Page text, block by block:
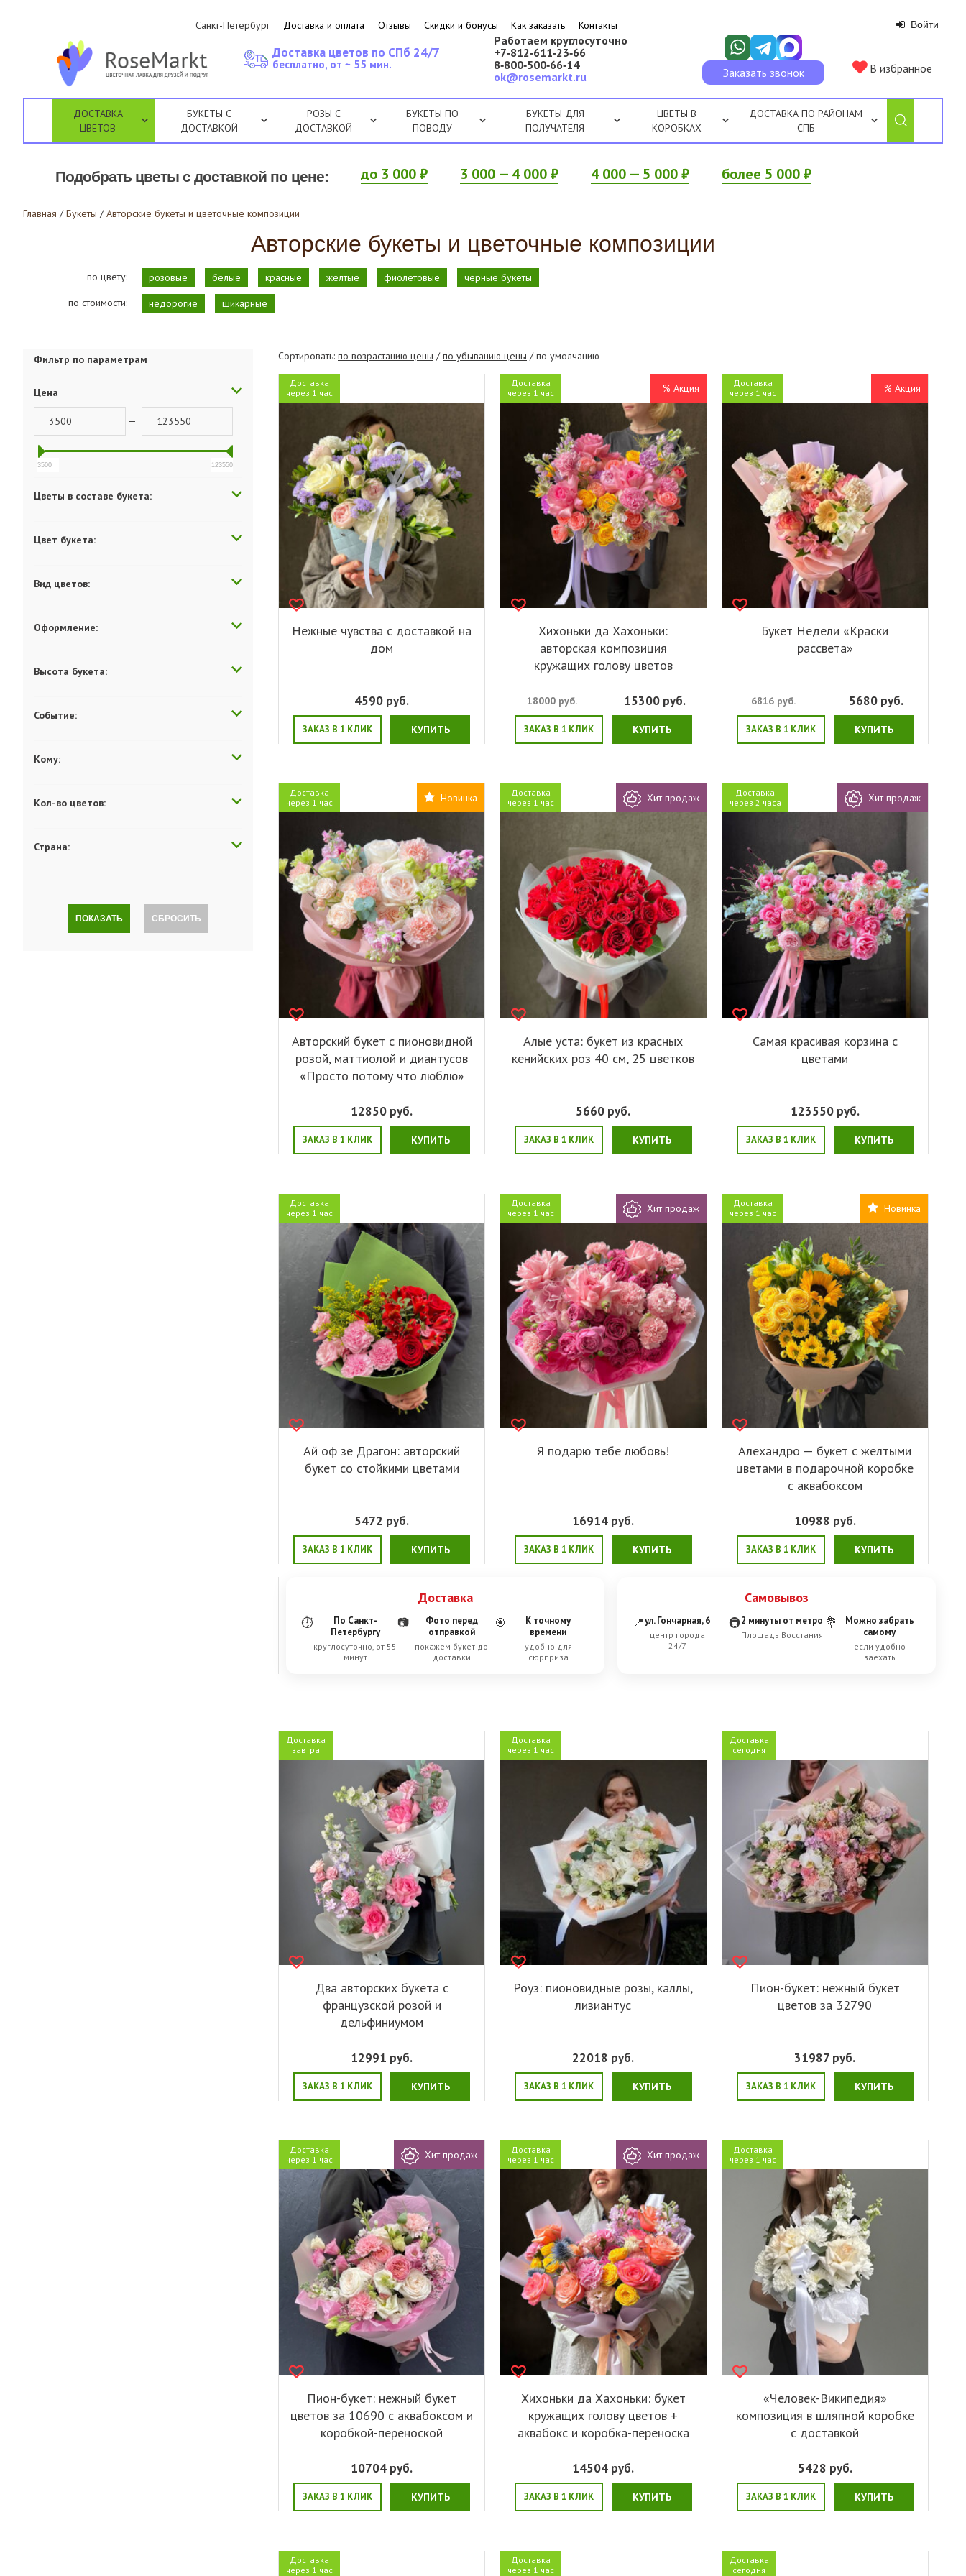
Санкт-Петербург Доставка и оплата Отзывы Скидки и бонусы Как заказать Контакты Войти
Работаем круглосуточно
+7‑812‑611‑23‑66
8‑800‑500‑66‑14
ok@rosemarkt.ru
Заказать звонок В избранное
Доставка цветов по СПб 24/7
бесплатно, от ~ 55 мин.
ДОСТАВКА
ЦВЕТОВ
БУКЕТЫ С
ДОСТАВКОЙ
РОЗЫ С
ДОСТАВКОЙ
БУКЕТЫ ПО
ПОВОДУ
БУКЕТЫ ДЛЯ
ПОЛУЧАТЕЛЯ
ЦВЕТЫ В
КОРОБКАХ
ДОСТАВКА ПО РАЙОНАМ
СПБ
Подобрать цветы с доставкой по цене: до 3 000 ₽ 3 000 — 4 000 ₽ 4 000 — 5 000 ₽ более 5 000 ₽
Главная / Букеты / Авторские букеты и цветочные композиции
Авторские букеты и цветочные композиции
по цвету: розовые белые красные желтые фиолетовые
черные букеты
по стоимости:
недорогие шикарные
Фильтр по параметрам
Цена
—
3500 123550
Цветы в составе букета:
Цвет букета:
Вид цветов:
Оформление:
Высота букета:
Событие:
Кому:
Кол-во цветов:
Страна:
ПОКАЗАТЬ СБРОСИТЬ
Сортировать: по возрастанию цены /по убыванию цены / по умолчанию
Доставка
через 1 час
Нежные чувства с доставкой на
дом
4590 руб.
ЗАКАЗ В 1 КЛИК КУПИТЬ
Доставка
через 1 час
% Акция
Хихоньки да Хахоньки:
авторская композиция
кружащих голову цветов
18000руб. 15300 руб.
ЗАКАЗ В 1 КЛИК КУПИТЬ
Доставка
через 1 час
% Акция
Букет Недели «Краски
рассвета»
6816руб. 5680 руб.
ЗАКАЗ В 1 КЛИК КУПИТЬ
Доставка
через 1 час
Новинка
Авторский букет с пионовидной
розой, маттиолой и диантусов
«Просто потому что люблю»
12850 руб.
ЗАКАЗ В 1 КЛИК КУПИТЬ
Доставка
через 1 час
Хит продаж
Алые уста: букет из красных
кенийских роз 40 см, 25 цветков
5660 руб.
ЗАКАЗ В 1 КЛИК КУПИТЬ
Доставка
через 2 часа
Хит продаж
Самая красивая корзина с
цветами
123550руб.
ЗАКАЗ В 1 КЛИК КУПИТЬ
Доставка
через 1 час
Ай оф зе Драгон: авторский
букет со стойкими цветами
5472 руб.
ЗАКАЗ В 1 КЛИК КУПИТЬ
Доставка
через 1 час
Хит продаж
Я подарю тебе любовь!
16914 руб.
ЗАКАЗ В 1 КЛИК КУПИТЬ
Доставка
через 1 час
Новинка
Алехандро — букет с желтыми
цветами в подарочной коробке
с аквабоксом
10988 руб.
ЗАКАЗ В 1 КЛИК КУПИТЬ
Доставка
⏱
По Санкт-
Петербургу
круглосуточно, от 55
минут
📷
Фото перед
отправкой
покажем букет до
доставки
🎯
К точному
времени
удобно для
сюрприза
Самовывоз
📍ул. Гончарная, 6
центр города
24/7
🚇2 минуты от метро
Площадь Восстания
💐
Можно забрать
самому
если удобно
заехать
Доставка
завтра
Два авторских букета с
французской розой и
дельфиниумом
12991 руб.
ЗАКАЗ В 1 КЛИК КУПИТЬ
Доставка
через 1 час
Роуз: пионовидные розы, каллы,
лизиантус
22018 руб.
ЗАКАЗ В 1 КЛИК КУПИТЬ
Доставка
сегодня
Пион-букет: нежный букет
цветов за 32790
31987 руб.
ЗАКАЗ В 1 КЛИК КУПИТЬ
Доставка
через 1 час
Хит продаж
Пион-букет: нежный букет
цветов за 10690 с аквабоксом и
коробкой-переноской
10704 руб.
ЗАКАЗ В 1 КЛИК КУПИТЬ
Доставка
через 1 час
Хит продаж
Хихоньки да Хахоньки: букет
кружащих голову цветов +
аквабокс и коробка-переноска
14504 руб.
ЗАКАЗ В 1 КЛИК КУПИТЬ
Доставка
через 1 час
«Человек-Википедия»
композиция в шляпной коробке
с доставкой
5428 руб.
ЗАКАЗ В 1 КЛИК КУПИТЬ
Доставка
через 1 час
Доставка
через 1 час
Доставка
сегодня